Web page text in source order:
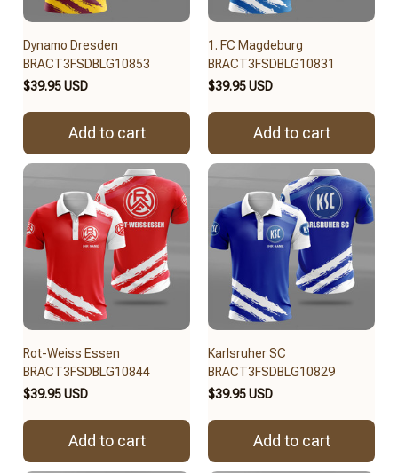
Dynamo Dresden
BRACT3FSDBLG10853
$39.95 USD
Add to cart
1. FC Magdeburg
BRACT3FSDBLG10831
$39.95 USD
Add to cart
Rot-Weiss Essen
BRACT3FSDBLG10844
$39.95 USD
Add to cart
Karlsruher SC
BRACT3FSDBLG10829
$39.95 USD
Add to cart